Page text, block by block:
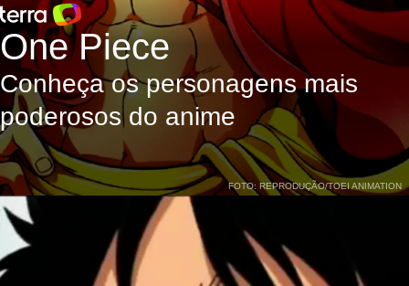
One Piece
Conheça os personagens mais
poderosos do anime
FOTO: REPRODUÇÃO/TOEI ANIMATION